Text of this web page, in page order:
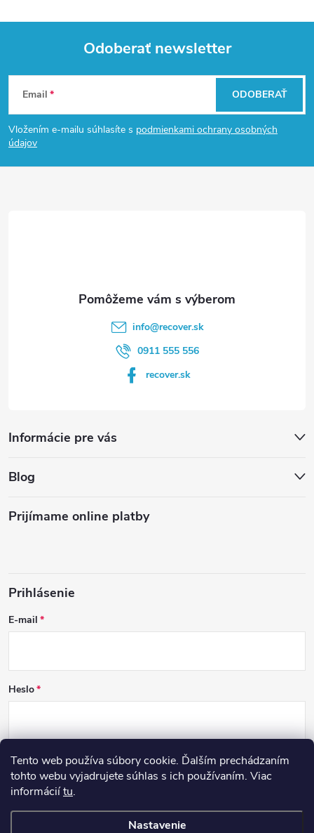
Tento web používa súbory cookie. Ďalším prechádzaním
tohto webu vyjadrujete súhlas s ich používaním. Viac
informáciítu.
Nastavenie
Z
á
p
Odoberať newsletter
Email
Vložením e-mailu súhlasíte s podmienkami ochrany osobných
údajov
ODOBERAŤ
info@recover.sk
0911 555 556
recover.sk
Informácie pre vás
Blog
Prijímame online platby
Prihlásenie
E-mail
Heslo
PRIHLÁSIŤ SA